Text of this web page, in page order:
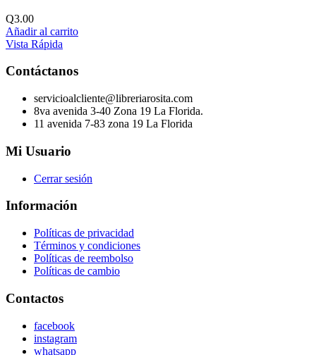
Q3.00
Añadir al carrito
Vista Rápida
Contáctanos
servicioalcliente@libreriarosita.com
8va avenida 3-40 Zona 19 La Florida.
11 avenida 7-83 zona 19 La Florida
Mi Usuario
Cerrar sesión
Información
Políticas de privacidad
Términos y condiciones
Políticas de reembolso
Políticas de cambio
Contactos
facebook
instagram
whatsapp